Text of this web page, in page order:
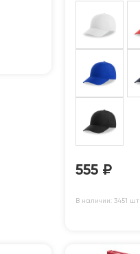
555 ₽
В наличии: 3451 шт